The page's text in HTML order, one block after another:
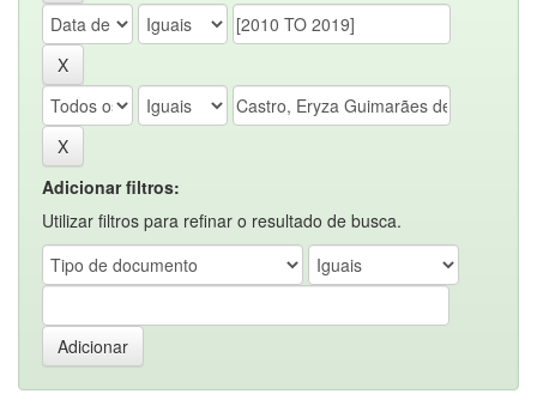
Adicionar filtros:
Utilizar filtros para refinar o resultado de busca.